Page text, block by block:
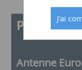
adultes
Antenne
J'ai